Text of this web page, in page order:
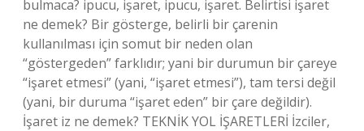
bulmaca? ipucu, işaret, ipucu, işaret. Belirtisi işaret
ne demek? Bir gösterge, belirli bir çarenin
kullanılması için somut bir neden olan
“göstergeden” farklıdır; yani bir durumun bir çareye
“işaret etmesi” (yani, “işaret etmesi”), tam tersi değil
(yani, bir duruma “işaret eden” bir çare değildir).
İşaret iz ne demek? TEKNİK YOL İŞARETLERİ İzciler,